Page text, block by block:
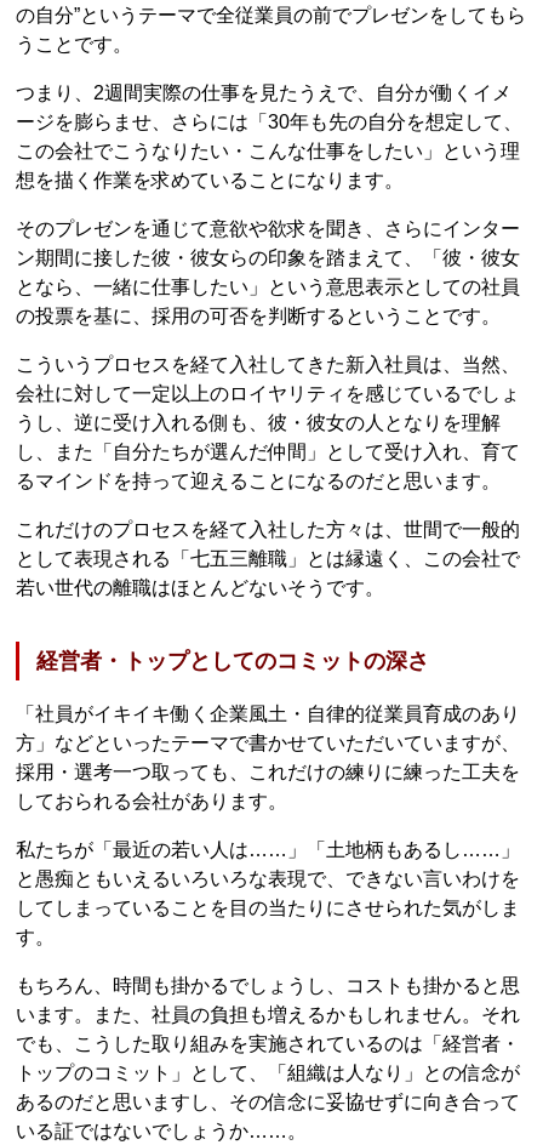
の自分”というテーマで全従業員の前でプレゼンをしてもら
うことです。
つまり、2週間実際の仕事を見たうえで、自分が働くイメ
ージを膨らませ、さらには「30年も先の自分を想定して、
この会社でこうなりたい・こんな仕事をしたい」という理
想を描く作業を求めていることになります。
そのプレゼンを通じて意欲や欲求を聞き、さらにインター
ン期間に接した彼・彼女らの印象を踏まえて、「彼・彼女
となら、一緒に仕事したい」という意思表示としての社員
の投票を基に、採用の可否を判断するということです。
こういうプロセスを経て入社してきた新入社員は、当然、
会社に対して一定以上のロイヤリティを感じているでしょ
うし、逆に受け入れる側も、彼・彼女の人となりを理解
し、また「自分たちが選んだ仲間」として受け入れ、育て
るマインドを持って迎えることになるのだと思います。
これだけのプロセスを経て入社した方々は、世間で一般的
として表現される「七五三離職」とは縁遠く、この会社で
若い世代の離職はほとんどないそうです。
経営者・トップとしてのコミットの深さ
「社員がイキイキ働く企業風土・自律的従業員育成のあり
方」などといったテーマで書かせていただいていますが、
採用・選考一つ取っても、これだけの練りに練った工夫を
しておられる会社があります。
私たちが「最近の若い人は……」「土地柄もあるし……」
と愚痴ともいえるいろいろな表現で、できない言いわけを
してしまっていることを目の当たりにさせられた気がしま
す。
もちろん、時間も掛かるでしょうし、コストも掛かると思
います。また、社員の負担も増えるかもしれません。それ
でも、こうした取り組みを実施されているのは「経営者・
トップのコミット」として、「組織は人なり」との信念が
あるのだと思いますし、その信念に妥協せずに向き合って
いる証ではないでしょうか……。